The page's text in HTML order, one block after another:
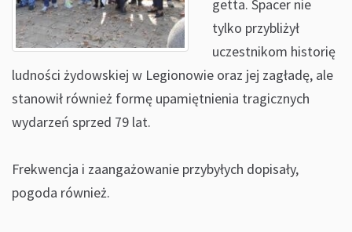
getta. Spacer nie
tylko przybliżył
uczestnikom historię
ludności żydowskiej w Legionowie oraz jej zagładę, ale
stanowił również formę upamiętnienia tragicznych
wydarzeń sprzed 79 lat.
Frekwencja i zaangażowanie przybyłych dopisały,
pogoda również.